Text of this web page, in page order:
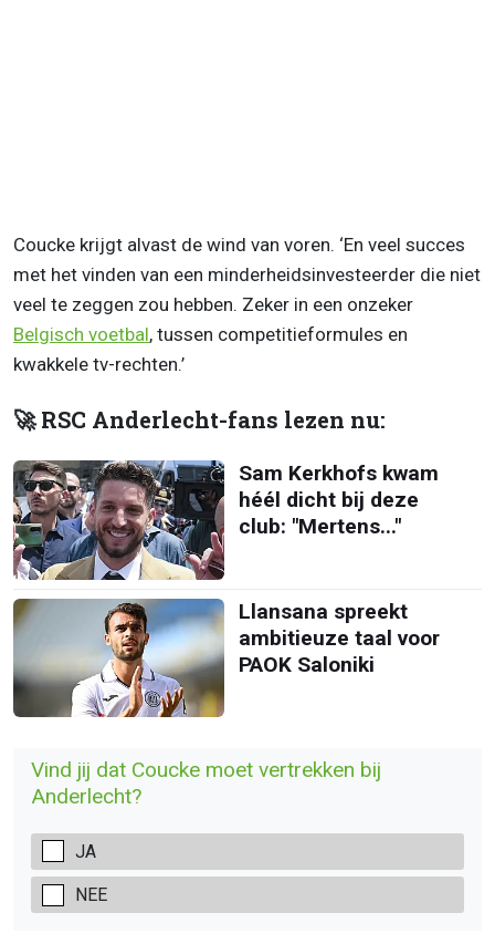
Coucke krijgt alvast de wind van voren. ‘En veel succes
met het vinden van een minderheidsinvesteerder die niet
veel te zeggen zou hebben. Zeker in een onzeker
Belgisch voetbal, tussen competitieformules en
kwakkele tv-rechten.’
🚀 RSC Anderlecht-fans lezen nu:
Sam Kerkhofs kwam
héél dicht bij deze
club: "Mertens..."
Llansana spreekt
ambitieuze taal voor
PAOK Saloniki
Vind jij dat Coucke moet vertrekken bij
Anderlecht?
JA
NEE